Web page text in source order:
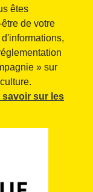
êtes
de votre
» sur
sur les